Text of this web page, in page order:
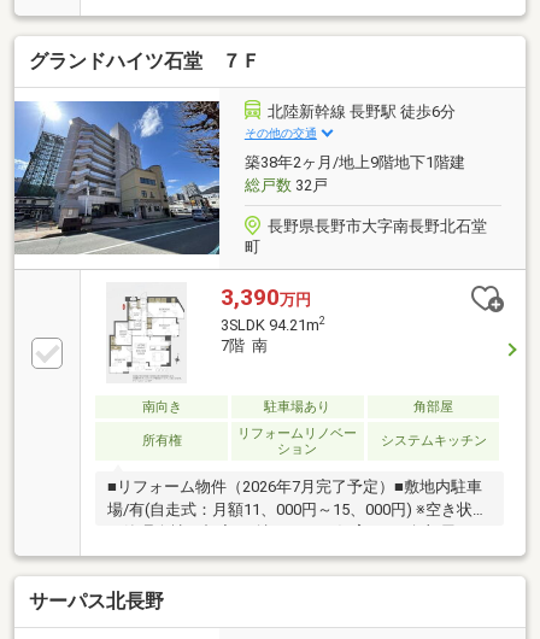
間３６５日緊急対応サービス
グランドハイツ石堂 ７Ｆ
北陸新幹線 長野駅 徒歩6分
その他の交通
築38年2ヶ月/地上9階地下1階建
総戸数32戸
長野県長野市大字南長野北石堂
町
3,390万円
3SLDK 94.21m2
7階 南
南向き 駐車場あり 角部屋
所有権
リフォームリノベー
ション
システムキッチン
■リフォーム物件（2026年7月完了予定）■敷地内駐車
場/有(自走式：月額11、000円～15、000円) ※空き状況
サーパス北長野